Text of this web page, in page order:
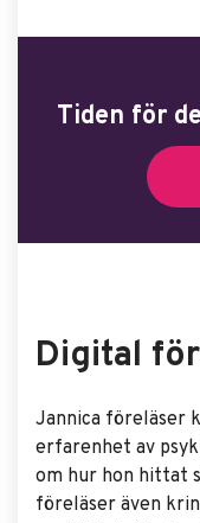
Tiden för
Digital
Jannica föreläser
erfarenhet av
om hur hon hittat
föreläser även